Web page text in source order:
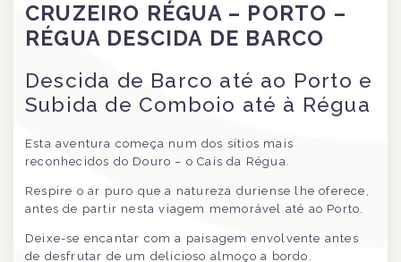
CRUZEIRO RÉGUA – PORTO –
RÉGUA DESCIDA DE BARCO
Descida de Barco até ao Porto e
Subida de Comboio até à Régua
Esta aventura começa num dos sítios mais
reconhecidos do Douro – o Cais da Régua.
Respire o ar puro que a natureza duriense lhe oferece,
antes de partir nesta viagem memorável até ao Porto.
Deixe-se encantar com a paisagem envolvente antes
de desfrutar de um delicioso almoço a bordo.